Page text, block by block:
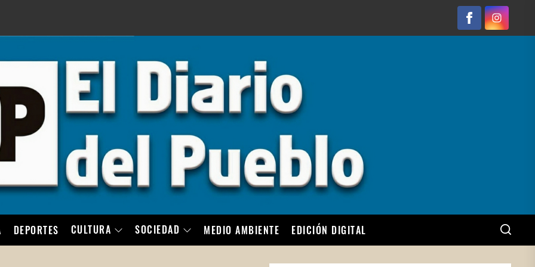
FacebookInstagram
DEPORTES CULTURA SOCIEDAD MEDIO AMBIENTE EDICIÓN DIGITAL